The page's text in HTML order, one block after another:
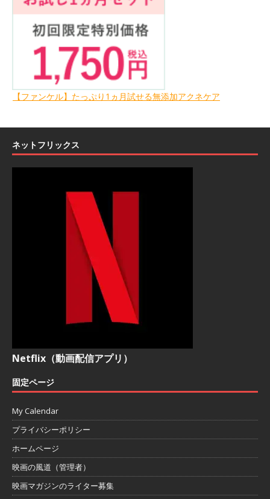
【ファンケル】たっぷり1ヵ月試せる無添加アクネケア
ネットフリックス
Netflix（動画配信アプリ）
固定ページ
My Calendar
プライバシーポリシー
ホームページ
映画の風道（管理者）
映画マガジンのライター募集